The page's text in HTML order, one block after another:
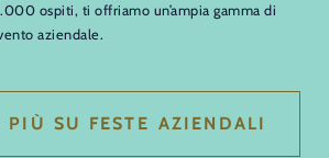
ospiti, ti offriamo un’ampia gamma di
aziendale.
SU FESTE AZIENDALI